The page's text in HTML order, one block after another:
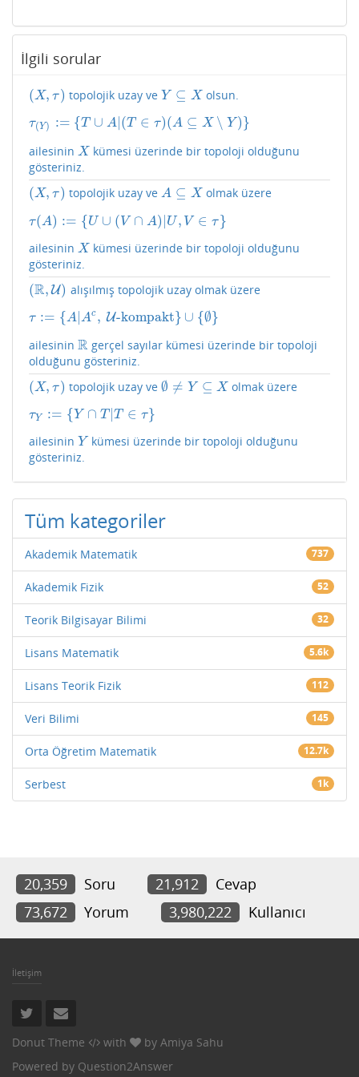
İlgili sorular
(X, τ)
(X,τ) topolojik uzay ve Y ⊆ X
Y⊆X olsun.
τ(Y) := {T ∪ A (T ∈ τ)(A ⊆ X ∖ Y)}
τ(Y):={ T∪ A|(T∈ τ)(A⊆X ∖Y )}
ailesinin X
X kümesi üzerinde bir topoloji olduğunu
gösteriniz.
(X, τ)
(X,τ) topolojik uzay ve A ⊆ X
A⊆X olmak üzere
τ(A) := {U ∪ (V ∩ A)|U, V ∈ τ}
τ( A) :={ U∪(V∩A) |U, V∈τ }
ailesinin X
X kümesi üzerinde bir topoloji olduğunu
gösteriniz.
(R, U)
(R,U) alışılmış topolojik uzay olmak üzere
τ := {A Ac , U-kompakt} ∪ {∅}
τ:={A|Ac U-kompakt}∪ {∅}
ailesinin R
R gerçel sayılar kümesi üzerinde bir topoloji
olduğunu gösteriniz.
(X, τ)
(X,τ) topolojik uzay ve ∅ ≠ Y ⊆ X
∅ ≠Y ⊆X olmak üzere
τY := {Y ∩ T | T ∈ τ}
τY :={Y ∩T |T ∈τ }
ailesinin Y
Y kümesi üzerinde bir topoloji olduğunu
gösteriniz.
Tüm kategoriler
Akademik Matematik 737
Akademik Fizik 52
Teorik Bilgisayar Bilimi 32
Lisans Matematik 5.6k
Lisans Teorik Fizik 112
Veri Bilimi 145
Orta Öğretim Matematik 12.7k
Serbest 1k
20,359 Soru 21,912
Cevap
73,672
Yorum 3,980,222 Kullanıcı
İletişim
Donut Theme with by Amiya Sahu
Powered by Question2Answer